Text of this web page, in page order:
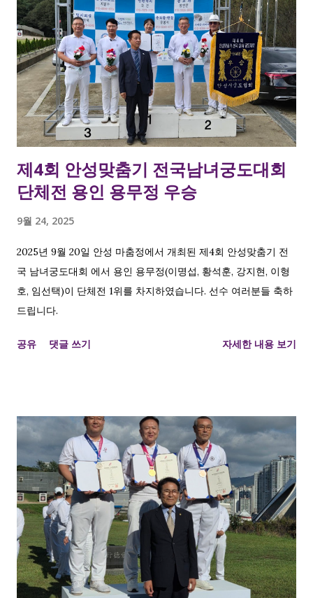
제4회 안성맞춤기 전국남녀궁도대회
단체전 용인 용무정 우승
9월 24, 2025
2025년 9월 20일 안성 마춤정에서 개최된 제4회 안성맞춤기 전
국 남녀궁도대회 에서 용인 용무정(이명섭, 황석훈, 강지현, 이형
호, 임선택)이 단체전 1위를 차지하였습니다. 선수 여러분들 축하
드립니다.
공유 댓글 쓰기 자세한 내용 보기